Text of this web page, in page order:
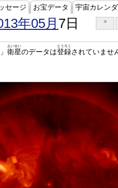
セージ お宝データ 宇宙カレン
年05月 7日 >
衛星
えいせい
のデータは登録
とうろく
されていませ